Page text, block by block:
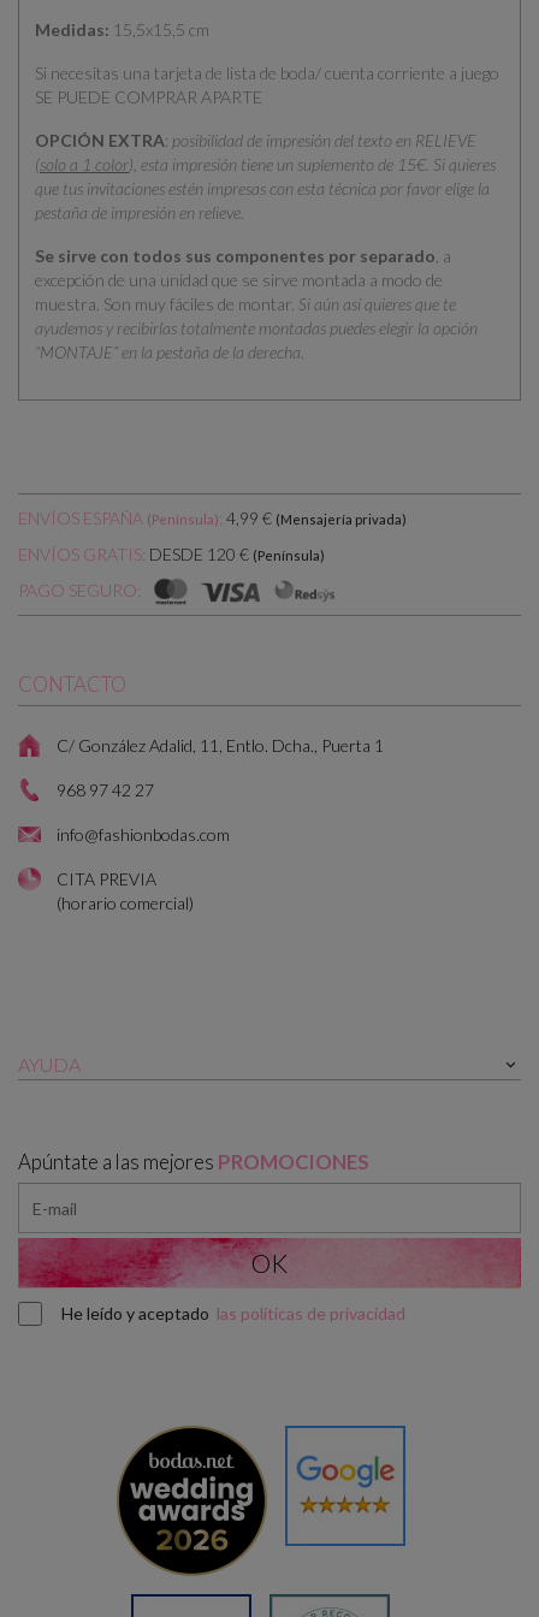
Medidas: 15,5x15,5 cm
Si necesitas una tarjeta de lista de boda/ cuenta corriente a juego
SE PUEDE COMPRAR APARTE
OPCIÓN EXTRA: posibilidad de impresión del texto en RELIEVE
(solo a 1 color), esta impresión tiene un suplemento de 15€. Si quieres
que tus invitaciones estén impresas con esta técnica por favor elige la
pestaña de impresión en relieve.
Se sirve con todos sus componentes por separado , a
excepción de una unidad que se sirve montada a modo de
muestra. Son muy fáciles de montar. Si aún así quieres que te
ayudemos y recibirlas totalmente montadas puedes elegir la opción
“MONTAJE” en la pestaña de la derecha.
ENVÍOS ESPAÑA (Península): 4,99 € (Mensajería privada)
ENVÍOS GRATIS: DESDE 120 € (Península)
PAGO SEGURO:
CONTACTO
C/ González Adalid, 11, Entlo. Dcha., Puerta 1
968 97 42 27
info@fashionbodas.com
CITA PREVIA
(horario comercial)
AYUDA 
Apúntate a las mejores PROMOCIONES
He leído y aceptado las políticas de privacidad